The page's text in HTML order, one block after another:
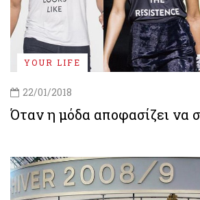
YOUR LIFE
22/01/2018
Όταν η μόδα αποφασίζει να